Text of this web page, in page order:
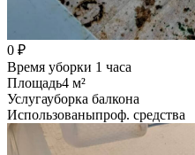
0 ₽
Время уборки 1 часа
Площадь4 м²
Услугауборка балкона
Использованыпроф. средства